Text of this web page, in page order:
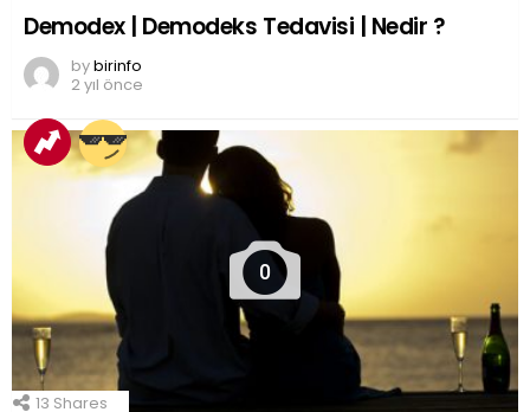
Demodex | Demodeks Tedavisi | Nedir ?
bybirinfo
2 yıl önce
0
13 Shares